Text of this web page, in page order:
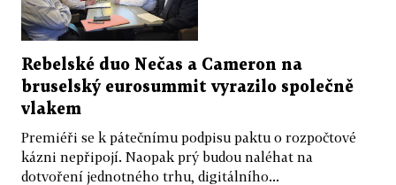
Rebelské duo Nečas a Cameron na
bruselský eurosummit vyrazilo společně
vlakem
Premiéři se k pátečnímu podpisu paktu o rozpočtové
kázni nepřipojí. Naopak prý budou naléhat na
dotvoření jednotného trhu, digitálního...